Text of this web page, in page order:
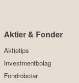
Aktier & Fonder
Aktietips
Investmentbolag
Fondrobotar